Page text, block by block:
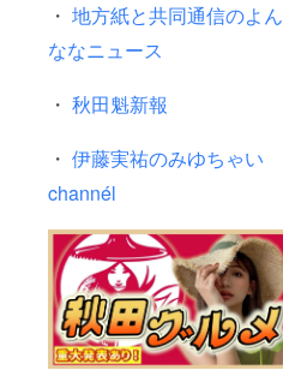
・ 地方紙と共同通信のよん
ななニュース
・ 秋田魁新報
・ 伊藤実祐のみゆちゃい
channél